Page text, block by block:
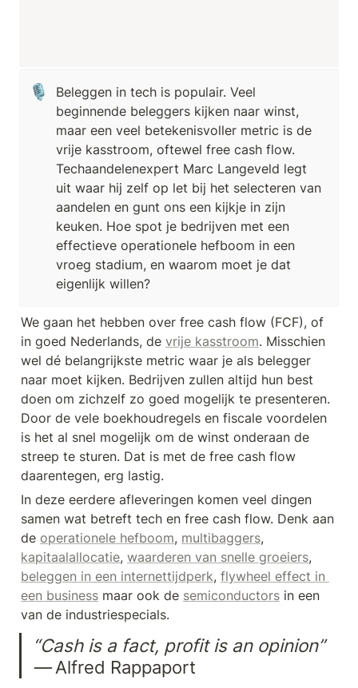
🎙️
Beleggen in tech is populair. Veel
beginnende beleggers kijken naar winst,
maar een veel betekenisvoller metric is de
vrije kasstroom, oftewel free cash flow.
Techaandelenexpert Marc Langeveld legt
uit waar hij zelf op let bij het selecteren van
aandelen en gunt ons een kijkje in zijn
keuken. Hoe spot je bedrijven met een
effectieve operationele hefboom in een
vroeg stadium, en waarom moet je dat
eigenlijk willen?
We gaan het hebben over free cash flow (FCF), of
in goed Nederlands, de vrije kasstroom. Misschien
wel dé belangrijkste metric waar je als belegger
naar moet kijken. Bedrijven zullen altijd hun best
doen om zichzelf zo goed mogelijk te presenteren.
Door de vele boekhoudregels en fiscale voordelen
is het al snel mogelijk om de winst onderaan de
streep te sturen. Dat is met de free cash flow
daarentegen, erg lastig.
In deze eerdere afleveringen komen veel dingen
samen wat betreft tech en free cash flow. Denk aan
de operationele hefboom, multibaggers
kapitaalallocatie, waarderen van snelle groeiers
beleggen in een internettijdperk, flywheel effect in
een business maar ook de semiconductors in een
van de industriespecials.
“Cash is a fact, profit is an opinion”
— Alfred Rappaport